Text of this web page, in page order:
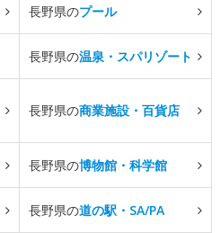
長野県のプール
長野県の温泉・スパリゾート
長野県の商業施設・百貨店
長野県の博物館・科学館
長野県の道の駅・SA/PA